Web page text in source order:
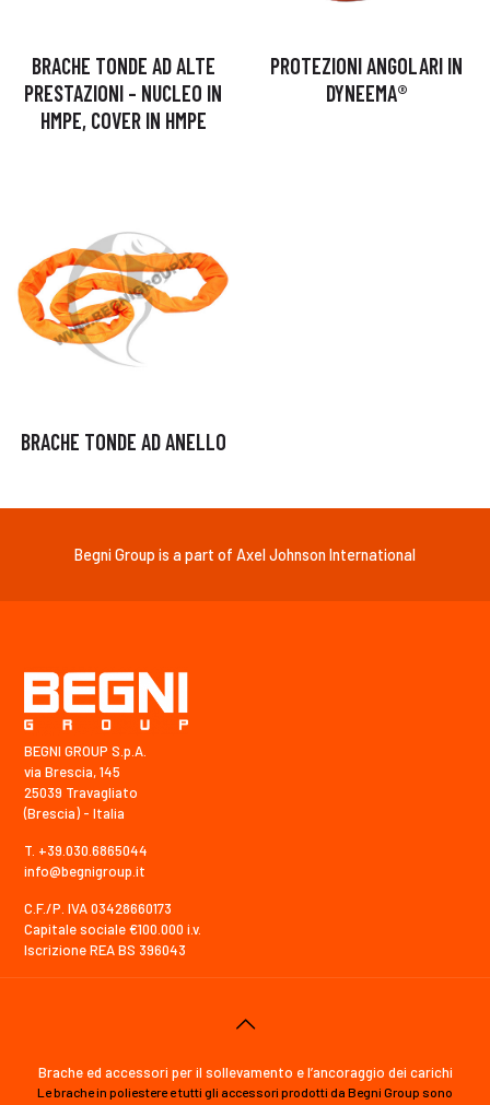
BRACHE TONDE AD ALTE
PRESTAZIONI – NUCLEO IN
HMPE, COVER IN HMPE
PROTEZIONI ANGOLARI IN
DYNEEMA®
BRACHE TONDE AD ANELLO
Begni Group is a part of Axel Johnson International
BEGNI GROUP S.p.A.
via Brescia, 145
25039 Travagliato
(Brescia) - Italia
T. +39.030.6865044
info@begnigroup.it
C.F./P. IVA 03428660173
Capitale sociale €100.000 i.v.
Iscrizione REA BS 396043
Brache ed accessori per il sollevamento e l’ancoraggio dei carichi
Le brache in poliestere e tutti gli accessori prodotti da Begni Group sono